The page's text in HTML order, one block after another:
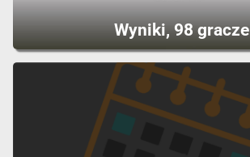
Wyniki, 98 gracze